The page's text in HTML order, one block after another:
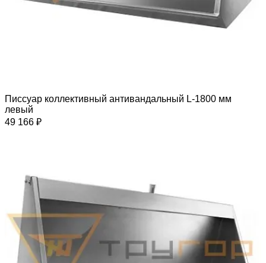
Писсуар коллективный антивандальный L-1800 мм
левый
49 166 ₽